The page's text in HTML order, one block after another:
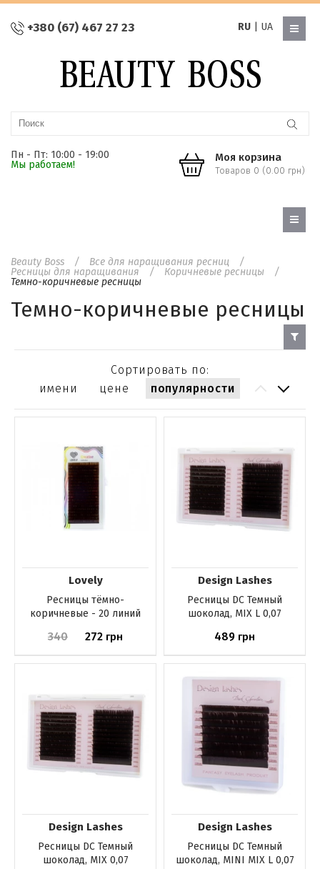
+380 (67) 467 27 23 RU| UA
Пн - Пт: 10:00 - 19:00
Мы работаем!
Моя корзина
Товаров 0 (0.00 грн)
Beauty Boss
Все для наращивания ресниц
Ресницы для наращивания
Коричневые ресницы
Темно-коричневые ресницы
Темно-коричневые ресницы
Сортировать по:
имени
цене популярности
Lovely
Ресницы тёмно-
коричневые - 20 линий
340 272 грн
Design Lashes
Ресницы DС Темный
шоколад, MIX L 0,07
489 грн
Design Lashes
Ресницы DС Темный
шоколад, MIX 0,07
Design Lashes
Ресницы DС Темный
шоколад, MINI MIX L 0,07